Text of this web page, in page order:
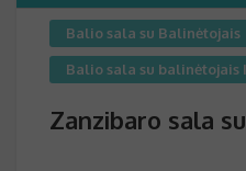
Balio sala su Balinėtojais
Balio sala su balinėtojais
Zanzibaro sala